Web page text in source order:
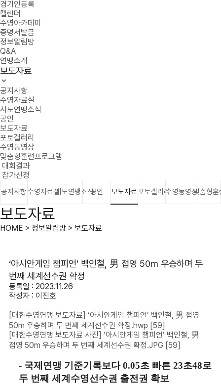
경기인등록
캘린더
수영아카데미
증명서발급
정보알림방
Q&A
연맹소개
보도자료
공지사항
수영자료실
시도연맹소식
공인
보도자료
포토갤러리
수영동영상
맞춤형훈련프로그램
대회결과
참가신청
공지사항수영자료실시도연맹소식공인 보도자료포토갤러리수영동영상맞춤형훈
보도자료
HOME > 정보알림방 > 보도자료
‘아시안게임 챔피언’ 백인철, 男 접영 50m 우승하며 두
번째 세계선수권 확정
등록일 : 2023.11.26
작성자 : 이진호
[대한수영연맹 보도자료] ‘아시안게임 챔피언’ 백인철, 男 접영
50m 우승하며 두 번째 세계선수권 확정.hwp [59]
[대한수영연맹 보도자료 사진] ‘아시안게임 챔피언’ 백인철, 男
접영 50m 우승하며 두 번째 세계선수권 확정.JPG [59]
- 국제연맹 기준기록보다0.05초 빠른 23초48로
두 번째 세계수영선수권 출전권 확보